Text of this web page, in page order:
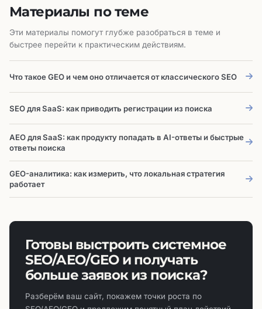
Материалы по теме
Эти материалы помогут глубже разобраться в теме и
быстрее перейти к практическим действиям.
Что такое GEO и чем оно отличается от классического SEO
SEO для SaaS: как приводить регистрации из поиска
AEO для SaaS: как продукту попадать в AI-ответы и быстрые
ответы поиска
GEO-аналитика: как измерить, что локальная стратегия
работает
Готовы выстроить системное
SEO/AEO/GEO и получать
больше заявок из поиска?
Разберём ваш сайт, покажем точки роста по